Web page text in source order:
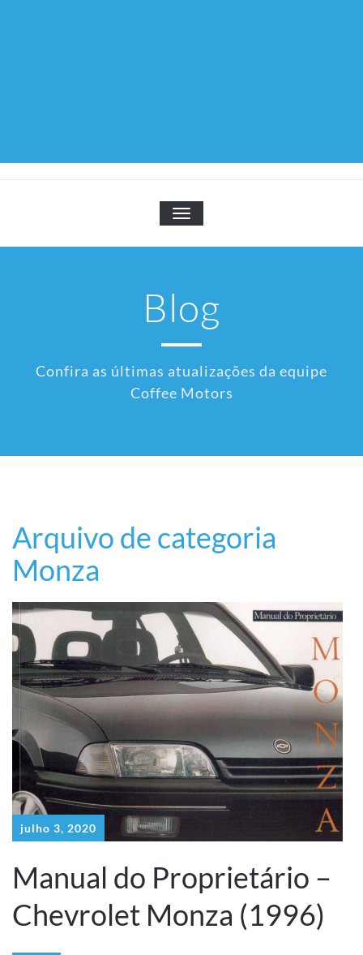
TOGGLE NAVIGATION
Blog
Confira as últimas atualizações da equipe
Coffee Motors
Arquivo de categoria
Monza
julho 3, 2020
Manual do Proprietário –
Chevrolet Monza (1996)